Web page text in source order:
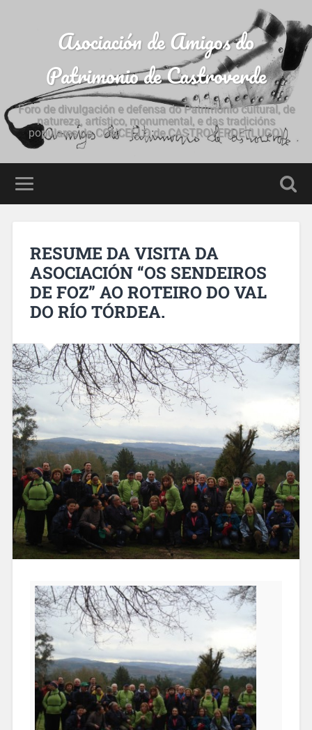
Asociación de Amigos do
Patrimonio de Castroverde
Foro de divulgación e defensa do Patrimonio cultural, de
natureza, artístico, monumental, e das tradicións
populares do CONCELLO de CASTROVERDE (LUGO)
RESUME DA VISITA DA
ASOCIACIÓN “OS SENDEIROS
DE FOZ” AO ROTEIRO DO VAL
DO RÍO TÓRDEA.